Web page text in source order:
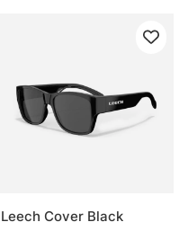
Leech Cover Black